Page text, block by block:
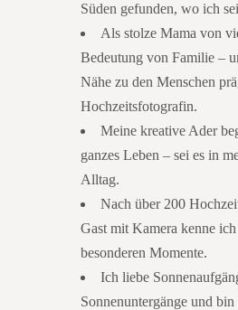
Süden gefunden, wo ich
Als stolze Mama von
Bedeutung von Familie –
Nähe zu den Menschen
Hochzeitsfotografin.
Meine kreative Ader
ganzes Leben – sei es in
Alltag.
Nach über 200
Gast mit Kamera kenne
besonderen Momente.
Ich liebe
Sonnenuntergänge und